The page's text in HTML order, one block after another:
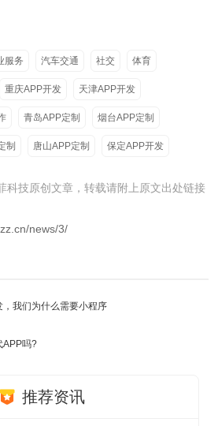
服务 汽车交通 社交 体育
重庆APP开发 天津APP开发
青岛APP定制 烟台APP定制
制 唐山APP定制 保定APP开发
科技原创文章，转载请附上原文出处链接
news/3/
，我们为什么需要小程序
APP吗?
推荐资讯